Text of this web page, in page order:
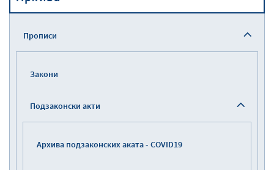
Прописи
Закони
Подзаконски акти
Архива подзаконских аката - COVID19